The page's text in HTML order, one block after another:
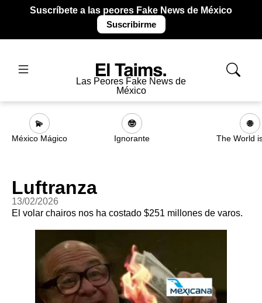
Suscríbete a las peores Fake News de México
Suscribirme
Las Peores Fake News de
México
💫
México Mágico
🤓
Ignorante
🌐
The World
Luftranza
13/02/2026
El volar chairos nos ha costado $251 millones de varos.